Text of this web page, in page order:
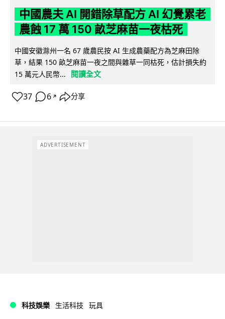
中國農夫 AI 開錯除草配方 AI 幻覺累老
農蝕 17 萬 150 畝芝麻苗一夜枯死
中國安徽滁州一名 67 歲農民按 AI 生成農藥配方為芝麻田除
草，結果 150 畝芝麻苗一夜之間與雜草一同枯死，估計損失約
15 萬元人民幣...
閱讀全文
37 6 ↗ 分享
ADVERTISEMENT
科技娛樂 生活科技 玩具